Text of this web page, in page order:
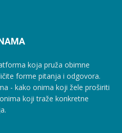
koja pruža obimne
forme pitanja i odgovora.
- kako onima koji žele proširiti
koji traže konkretne